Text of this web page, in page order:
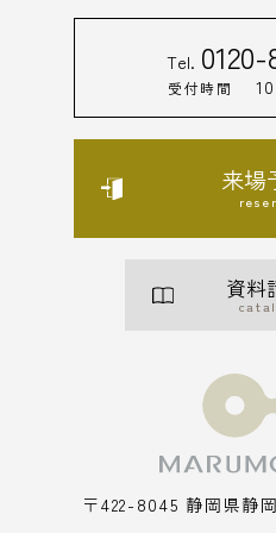
Tel.
受付時間
来場
資料
〒422-8045 静岡県静